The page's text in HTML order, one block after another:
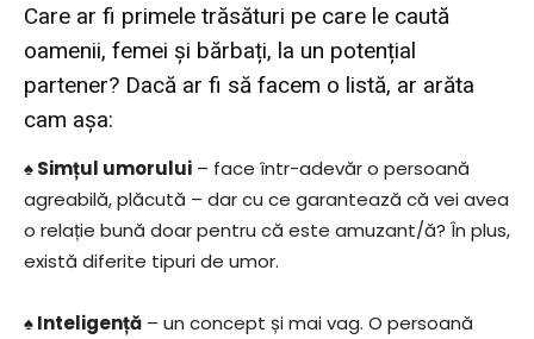
Care ar fi primele trăsături pe care le caută
oamenii, femei și bărbați, la un potențial
partener? Dacă ar fi să facem o listă, ar arăta
cam așa:
♠ Simțul umorului – face într-adevăr o persoană
agreabilă, plăcută – dar cu ce garantează că vei avea
o relație bună doar pentru că este amuzant/ă? În plus,
există diferite tipuri de umor.
♠ Inteligență – un concept și mai vag. O persoană